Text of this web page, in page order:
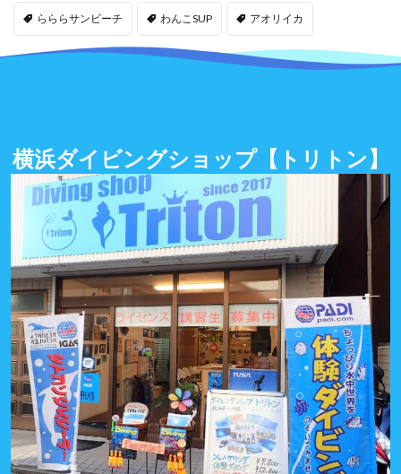
らららサンビーチ わんこSUP アオリイカ
横浜ダイビングショップ【トリトン】